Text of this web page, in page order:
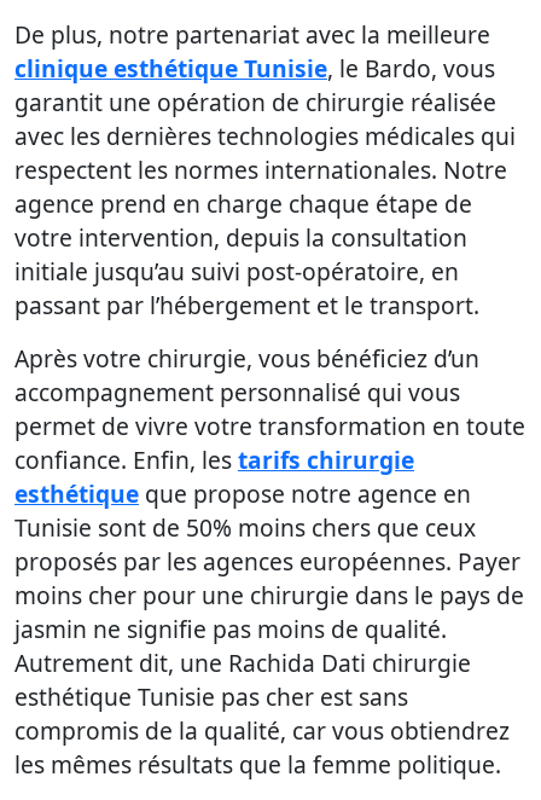
De plus, notre partenariat avec la meilleure
clinique esthétique Tunisie, le Bardo, vous
garantit une opération de chirurgie réalisée
avec les dernières technologies médicales qui
respectent les normes internationales. Notre
agence prend en charge chaque étape de
votre intervention, depuis la consultation
initiale jusqu’au suivi post-opératoire, en
passant par l’hébergement et le transport.
Après votre chirurgie, vous bénéficiez d’un
accompagnement personnalisé qui vous
permet de vivre votre transformation en toute
confiance. Enfin, lestarifs chirurgie
esthétique que propose notre agence en
Tunisie sont de 50% moins chers que ceux
proposés par les agences européennes. Payer
moins cher pour une chirurgie dans le pays de
jasmin ne signifie pas moins de qualité.
Autrement dit, une Rachida Dati chirurgie
esthétique Tunisie pas cher est sans
compromis de la qualité, car vous obtiendrez
les mêmes résultats que la femme politique.